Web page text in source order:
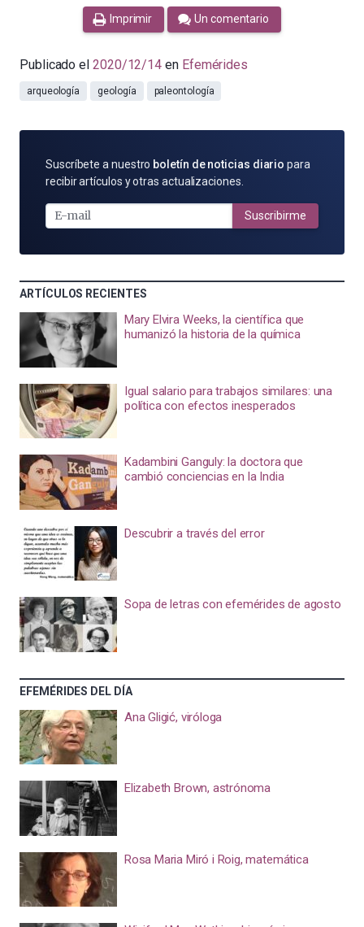
Imprimir Un comentario
Publicado el 2020/12/14 en Efemérides
arqueología geología paleontología
SUSCRÍBETE
POR
MAIL
Suscríbete a nuestro boletín de noticias diario para
recibir artículos y otras actualizaciones.
Suscribirme
ARTÍCULOS RECIENTES
Mary Elvira Weeks, la científica que
humanizó la historia de la química
Igual salario para trabajos similares: una
política con efectos inesperados
Kadambini Ganguly: la doctora que
cambió conciencias en la India
Descubrir a través del error
Sopa de letras con efemérides de agosto
EFEMÉRIDES DEL DÍA
Ana Gligić, viróloga
Elizabeth Brown, astrónoma
Rosa Maria Miró i Roig, matemática